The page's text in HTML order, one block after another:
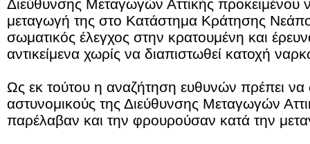
Διεύθυνσης Μεταγωγών Αττικής προκειμένου
μεταγωγή της στο Κατάστημα Κράτησης
σωματικός έλεγχος στην κρατουμένη και
αντικείμενα χωρίς να διαπιστωθεί κατοχή
Ως εκ τούτου η αναζήτηση ευθυνών πρέπει να
αστυνομικούς της Διεύθυνσης Μεταγωγών
παρέλαβαν και την φρουρούσαν κατά την